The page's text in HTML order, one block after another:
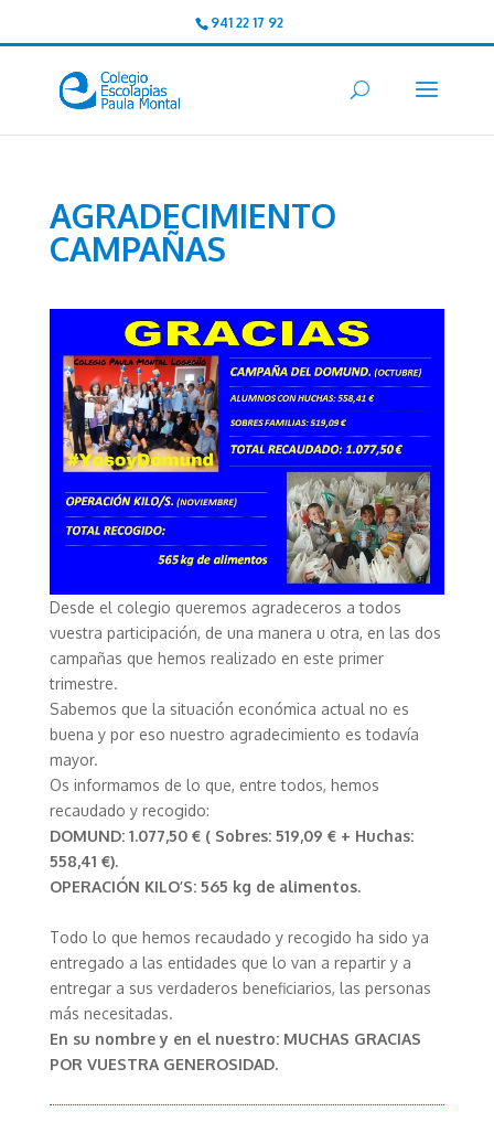
941 22 17 92
AGRADECIMIENTO
CAMPAÑAS
Desde el colegio queremos agradeceros a todos
vuestra participación, de una manera u otra, en las dos
campañas que hemos realizado en este primer
trimestre.
Sabemos que la situación económica actual no es
buena y por eso nuestro agradecimiento es todavía
mayor.
Os informamos de lo que, entre todos, hemos
recaudado y recogido:
DOMUND: 1.077,50 € ( Sobres: 519,09 € + Huchas:
558,41 €).
OPERACIÓN KILO’S: 565 kg de alimentos.
Todo lo que hemos recaudado y recogido ha sido ya
entregado a las entidades que lo van a repartir y a
entregar a sus verdaderos beneficiarios, las personas
más necesitadas.
En su nombre y en el nuestro: MUCHAS GRACIAS
POR VUESTRA GENEROSIDAD.